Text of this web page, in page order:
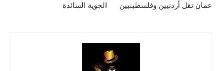
الجوية السائدة
عمان تقل أردنيين وفلسطينيين